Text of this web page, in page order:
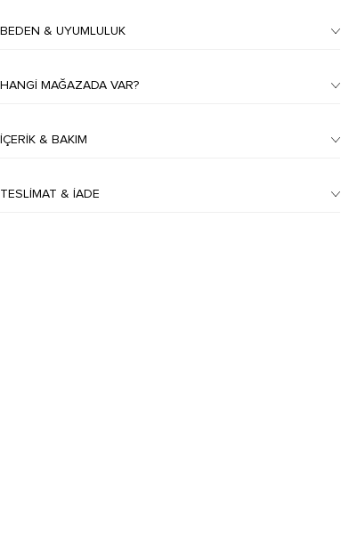
BEDEN & UYUMLULUK
HANGI MAĞAZADA VAR?
İÇERIK & BAKIM
TESLIMAT & İADE